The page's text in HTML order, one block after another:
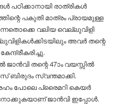
പഠിക്കാനായി രാത്രികള്‍
പകുതി മാത്രം പ്രായമുള്ള
വലിയ വെല്ലുവിളി
അവർ തന്റെ
തന്റെ 47ാം വയസ്സില്‍
ബിരുദം സ്വന്തമാക്കി.
പോലെ പ്രൈമറി കെയർ
ജാൻവി ഇപ്പോള്‍.